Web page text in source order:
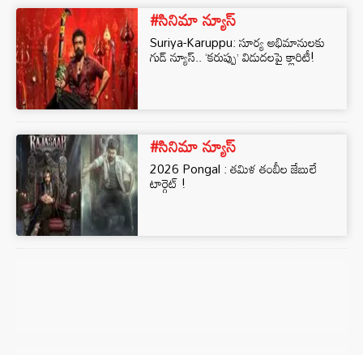
#సినిమా న్యూస్
Suriya-Karuppu: సూర్య అభిమానులకు
గుడ్ న్యూస్.. ‘కరుప్పు’ విడుదలపై క్లారిటీ!
#సినిమా న్యూస్
2026 Pongal : తమిళ తంబీల జేబులే
టార్గెట్ !